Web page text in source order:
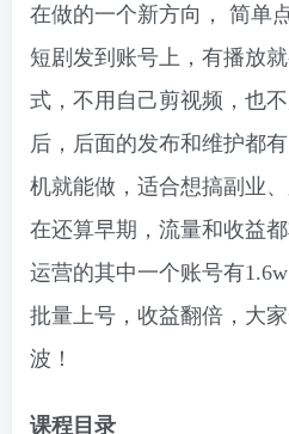
在做的一个新方向， 简单
短剧发到账号上，有播放
式，不用自己剪视频，也
后，后面的发布和维护都
机就能做，适合想搞副业
在还算早期，流量和收益
运营的其中一个账号有
批量上号，收益翻倍，大
波！
课程目录